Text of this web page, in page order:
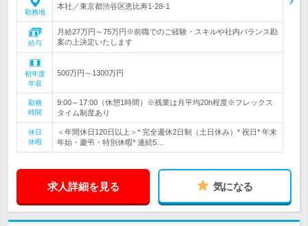
勤務地
本社／東京都渋谷区恵比寿1-28-1
給与
月給27万円～75万円※前職でのご経験・スキルや社内バランス勘
案の上決定いたします
初年度
年収
500万円～1300万円
勤務
時間
9:00～17:00（休憩1時間）※残業は月平均20h程度※フレックス
タイム制度あり
休日
休暇
＜年間休日120日以上＞* 完全週休2日制（土日休み）* 祝日* 年末
年始・慶弔・特別休暇* 連続5…
求人詳細を見る 気になる